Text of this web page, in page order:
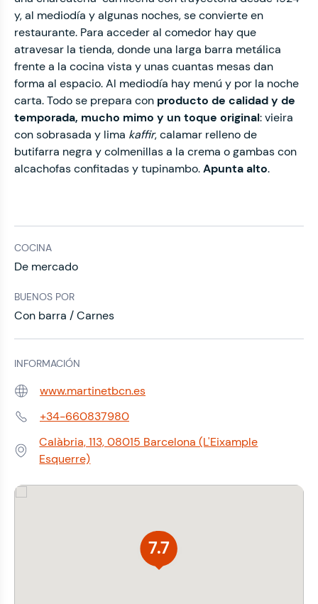
y, al mediodía y algunas noches, se convierte en
restaurante. Para acceder al comedor hay que
atravesar la tienda, donde una larga barra metálica
frente a la cocina vista y unas cuantas mesas dan
forma al espacio. Al mediodía hay menú y por la noche
carta. Todo se prepara con producto de calidad y de
temporada, mucho mimo y un toque original: vieira
con sobrasada y lima kaffir, calamar relleno de
butifarra negra y colmenillas a la crema o gambas con
alcachofas confitadas y tupinambo.Apunta alto.
COCINA
De mercado
BUENOS POR
Con barra / Carnes
INFORMACIÓN
Web: www.martinetbcn.es
Teléfono:+34-660837980
Dirección:
Calàbria, 113, 08015 Barcelona (L'Eixample
Esquerre)
7.7